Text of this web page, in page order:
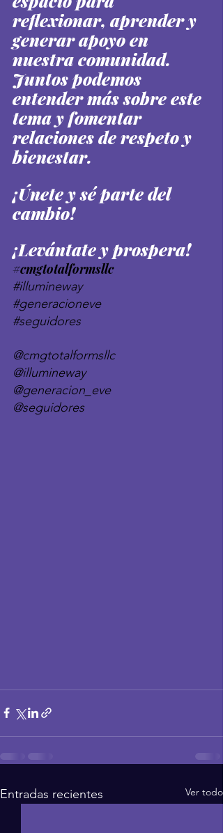
reflexionar, aprender y
generar apoyo en
nuestra comunidad.
Juntos podemos
entender más sobre este
tema y fomentar
relaciones de respeto y
bienestar.
¡Únete y sé parte del
cambio!
¡Levántate y prospera!
#cmgtotalformsllc
#illumineway
#generacioneve
#seguidores
@cmgtotalformsllc
@illumineway
@generacion_eve
@seguidores
Entradas recientes Ver todo